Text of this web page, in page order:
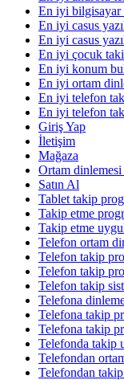
En iyi bilgisayar
En iyi casus
En iyi casus
En iyi çocuk
En iyi konum
En iyi ortam
En iyi telefon
En iyi telefon
Giriş Yap
İletişim
Mağaza
Ortam dinlemesi
Satın Al
Tablet takip
Takip etme
Takip etme
Telefon ortam
Telefon takip
Telefon takip
Telefon takip
Telefona
Telefona takip
Telefona takip
Telefonda takip
Telefondan
Telefondan takip